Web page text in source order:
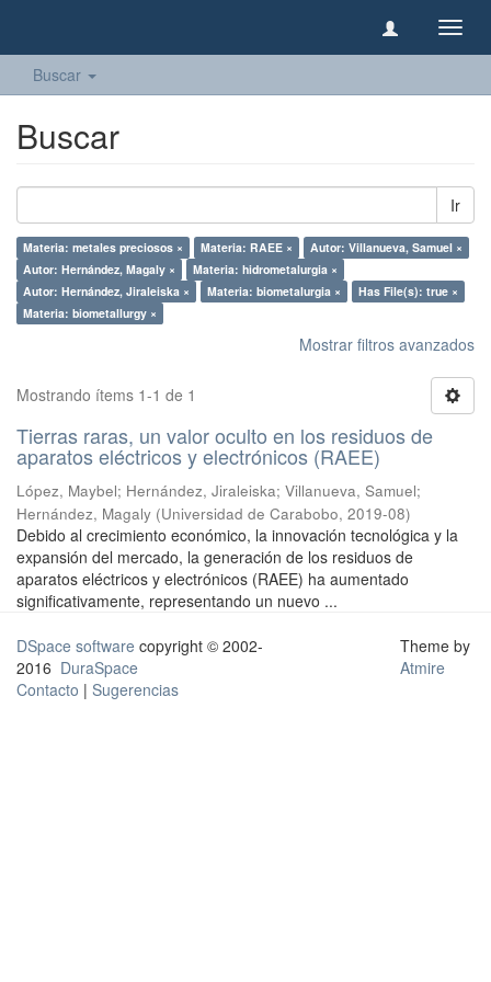
Buscar
Buscar
Ir
Materia: metales preciosos × Materia: RAEE ×
Autor: Villanueva, Samuel ×
Autor: Hernández, Magaly ×
Materia: hidrometalurgia ×
Autor: Hernández, Jiraleiska ×
Materia: biometalurgia ×
Has File(s): true ×
Materia: biometallurgy ×
Mostrar filtros avanzados
Mostrando ítems 1-1 de 1
Tierras raras, un valor oculto en los residuos de
aparatos eléctricos y electrónicos (RAEE)
López, Maybel; Hernández, Jiraleiska; Villanueva, Samuel;
Hernández, Magaly (Universidad de Carabobo, 2019-08)
Debido al crecimiento económico, la innovación tecnológica y la
expansión del mercado, la generación de los residuos de
aparatos eléctricos y electrónicos (RAEE) ha aumentado
significativamente, representando un nuevo ...
DSpace software copyright © 2002-
2016 DuraSpace
Contacto | Sugerencias
Theme by
Atmire